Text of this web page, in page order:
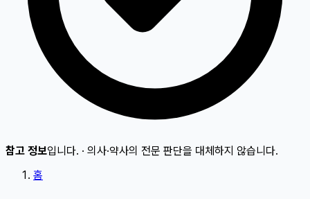
참고 정보입니다. · 의사·약사의 전문 판단을 대체하지 않습니다.
홈